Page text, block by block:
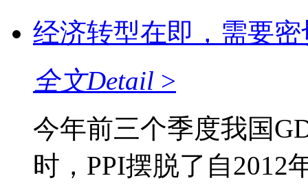
经济转型在即，需要
全文Detail >
今年前三个季度我国
时，PPI摆脱了自2012